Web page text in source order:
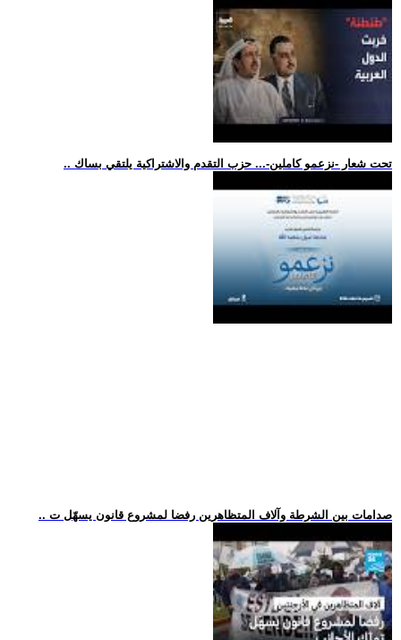
.. تحت شعار -نزعمو كاملين-... حزب التقدم والاشتراكية يلتقي بساك
.. صدامات بين الشرطة وآلاف المتظاهرين رفضا لمشروع قانون يسهّل ت